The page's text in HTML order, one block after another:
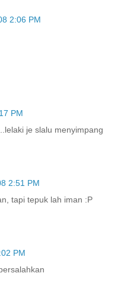
2:06 PM
PM
je slalu menyimpang
2:51 PM
tapi tepuk lah iman :P
PM